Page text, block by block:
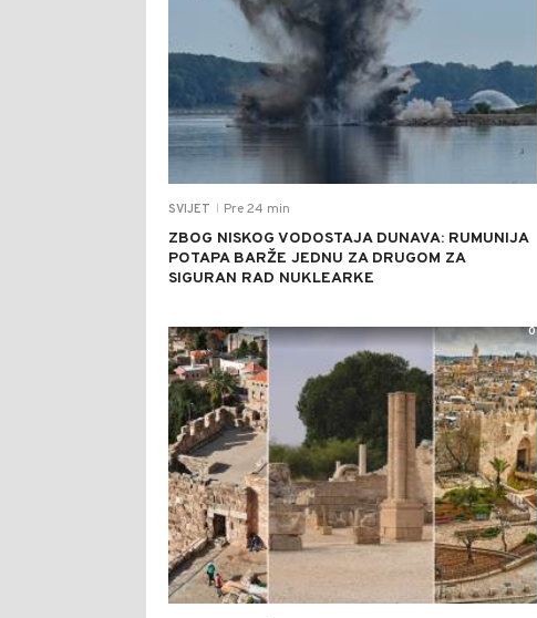
SVIJET Pre 24 min
ZBOG NISKOG VODOSTAJA DUNAVA: RUMUNIJA
POTAPA BARŽE JEDNU ZA DRUGOM ZA
SIGURAN RAD NUKLEARKE
0